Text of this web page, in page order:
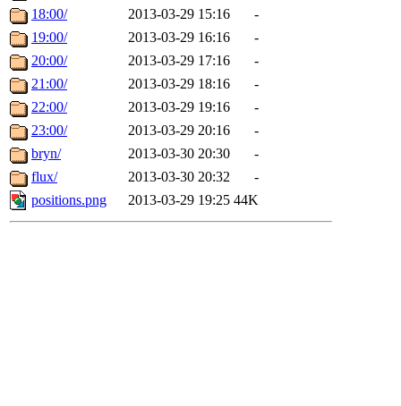
18:00/
2013-03-29 15:16
-
19:00/
2013-03-29 16:16
-
20:00/
2013-03-29 17:16
-
21:00/
2013-03-29 18:16
-
22:00/
2013-03-29 19:16
-
23:00/
2013-03-29 20:16
-
bryn/
2013-03-30 20:30
-
flux/
2013-03-30 20:32
-
positions.png
2013-03-29 19:25 44K